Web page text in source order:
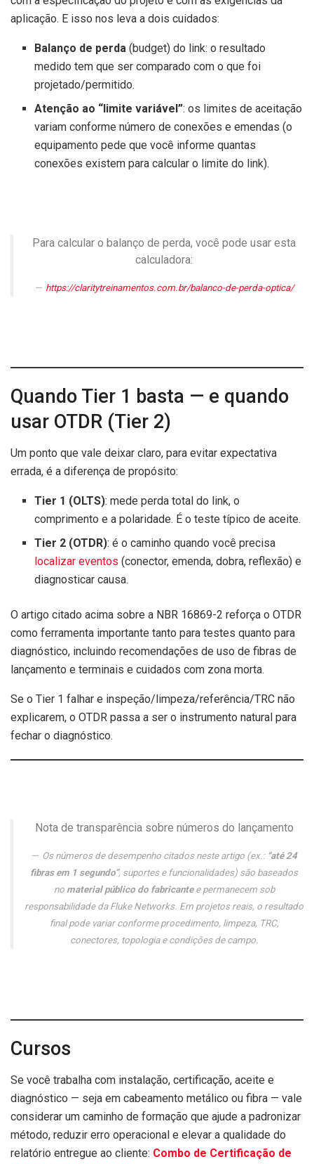
aplicação. E isso nos leva a dois cuidados:
Balanço de perda (budget) do link: o resultado
medido tem que ser comparado com o que foi
projetado/permitido.
Atenção ao “limite variável”: os limites de aceitação
variam conforme número de conexões e emendas (o
equipamento pede que você informe quantas
conexões existem para calcular o limite do link).
Para calcular o balanço de perda, você pode usar esta
calculadora:
https://claritytreinamentos.com.br/balanco-de-perda-optica/
Quando Tier 1 basta — e quando
usar OTDR (Tier 2)
Um ponto que vale deixar claro, para evitar expectativa
errada, é a diferença de propósito:
Tier 1 (OLTS): mede perda total do link, o
comprimento e a polaridade. É o teste típico de aceite.
Tier 2 (OTDR): é o caminho quando você precisa
localizar eventos (conector, emenda, dobra, reflexão) e
diagnosticar causa.
O artigo citado acima sobre a NBR 16869-2 reforça o OTDR
como ferramenta importante tanto para testes quanto para
diagnóstico, incluindo recomendações de uso de fibras de
lançamento e terminais e cuidados com zona morta.
Se o Tier 1 falhar e inspeção/limpeza/referência/TRC não
explicarem, o OTDR passa a ser o instrumento natural para
fechar o diagnóstico.
Nota de transparência sobre números do lançamento
Os números de desempenho citados neste artigo (ex.: “até 24
fibras em 1 segundo”, suportes e funcionalidades) são baseados
no material público do fabricantee permanecem sob
responsabilidade da Fluke Networks. Em projetos reais, o resultado
final pode variar conforme procedimento, limpeza, TRC,
conectores, topologia e condições de campo.
Cursos
Se você trabalha com instalação, certificação, aceite e
diagnóstico — seja em cabeamento metálico ou fibra — vale
considerar um caminho de formação que ajude a padronizar
método, reduzir erro operacional e elevar a qualidade do
relatório entregue ao cliente: Combo de Certificação de